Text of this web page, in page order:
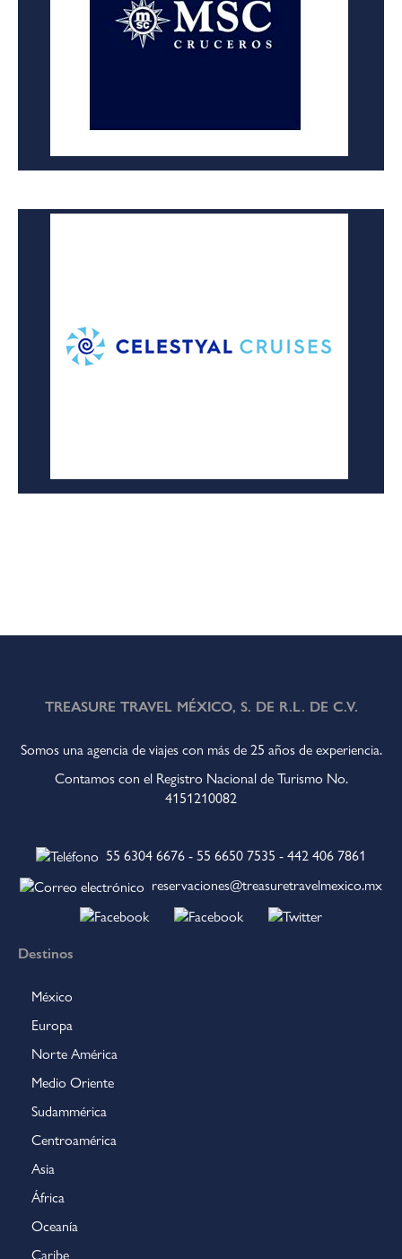
TREASURE TRAVEL MÉXICO, S. DE R.L. DE C.V.
Somos una agencia de viajes con más de 25 años de experiencia.
Contamos con el Registro Nacional de Turismo No.
4151210082
55 6304 6676 - 55 6650 7535 - 442 406 7861
reservaciones@treasuretravelmexico.mx
Destinos
México
Europa
Norte América
Medio Oriente
Sudammérica
Centroamérica
Asia
África
Oceanía
Caribe